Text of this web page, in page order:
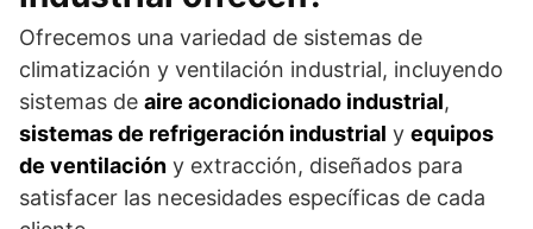
Ofrecemos una variedad de sistemas de
climatización y ventilación industrial, incluyendo
sistemas de aire acondicionado industrial,
sistemas de refrigeración industrial y equipos
de ventilación y extracción, diseñados para
satisfacer las necesidades específicas de cada